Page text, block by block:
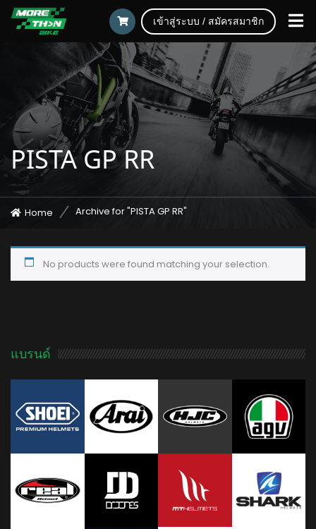
เข้าสู่ระบบ / สมัครสมาชิก
PISTA GP RR
Home Archive for "PISTA GP RR"
No products were found matching your selection.
แบรนด์